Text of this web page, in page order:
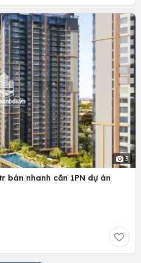
3
bán nhanh căn 1PN dự án